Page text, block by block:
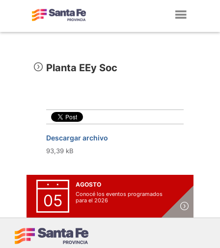
Planta EEy Soc
Descargar archivo
93,39 kB
05
AGOSTO
Conocé los eventos programados
para el 2026